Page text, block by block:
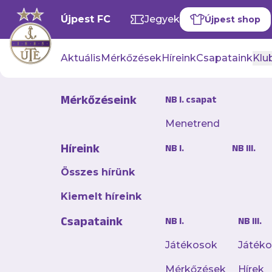
Újpest FC Jegyek Újpest shop
AktuálisMérkőzésekHíreinkCsapataink
Mérkőzéseink NB I. csapat
Menetrend
Híreink
Összes hírünk
Kiemelt híreink
NB I. NB III.
Csapataink NB I.
Játékosok
Mérkőzések
NB III.
Hírek
Isten
hősét,
Ádámnak, aki 1974